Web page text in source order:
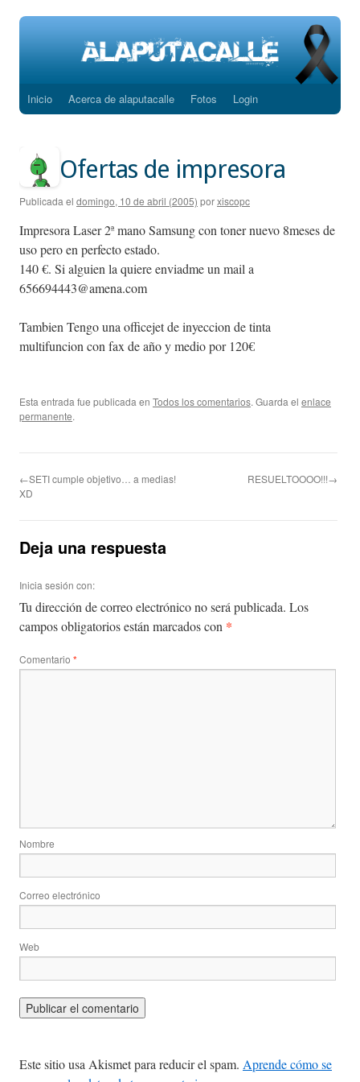
Saltar
contenido
Inicio Acerca de alaputacalle Fotos Login
Ofertas de impresora
Publicada el domingo, 10 de abril (2005) porxiscopc
Impresora Laser 2ª mano Samsung con toner nuevo 8meses de
uso pero en perfecto estado.
140 €. Si alguien la quiere enviadme un mail a
656694443@amena.com
Tambien Tengo una officejet de inyeccion de tinta
multifuncion con fax de año y medio por 120€
Esta entrada fue publicada en Todos los comentarios. Guarda el enlace
permanente.
←SETI cumple objetivo… a medias!
XD
RESUELTOOOO!!!→
Deja una respuesta
Inicia sesión con:
Tu dirección de correo electrónico no será publicada. Los
campos obligatorios están marcados con *
Comentario *
Nombre
Correo electrónico
Web
Este sitio usa Akismet para reducir el spam. Aprende cómo se